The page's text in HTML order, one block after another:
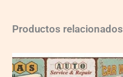
Productos relacionados
AA-
wXXL03